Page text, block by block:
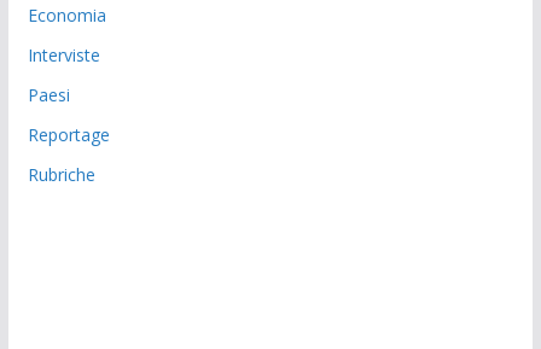
Economia
Interviste
Paesi
Reportage
Rubriche